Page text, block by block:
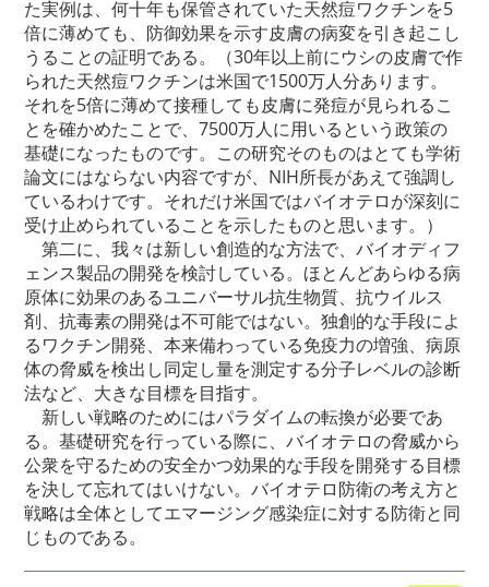
た実例は、何十年も保管されていた天然痘ワクチンを5
倍に薄めても、防御効果を示す皮膚の病変を引き起こし
うることの証明である。（30年以上前にウシの皮膚で作
られた天然痘ワクチンは米国で1500万人分あります。
それを5倍に薄めて接種しても皮膚に発痘が見られるこ
とを確かめたことで、7500万人に用いるという政策の
基礎になったものです。この研究そのものはとても学術
論文にはならない内容ですが、NIH所長があえて強調し
ているわけです。それだけ米国ではバイオテロが深刻に
受け止められていることを示したものと思います。）
第二に、我々は新しい創造的な方法で、バイオディフ
ェンス製品の開発を検討している。ほとんどあらゆる病
原体に効果のあるユニバーサル抗生物質、抗ウイルス
剤、抗毒素の開発は不可能ではない。独創的な手段によ
るワクチン開発、本来備わっている免疫力の増強、病原
体の脅威を検出し同定し量を測定する分子レベルの診断
法など、大きな目標を目指す。
新しい戦略のためにはパラダイムの転換が必要であ
る。基礎研究を行っている際に、バイオテロの脅威から
公衆を守るための安全かつ効果的な手段を開発する目標
を決して忘れてはいけない。バイオテロ防衛の考え方と
戦略は全体としてエマージング感染症に対する防衛と同
じものである。